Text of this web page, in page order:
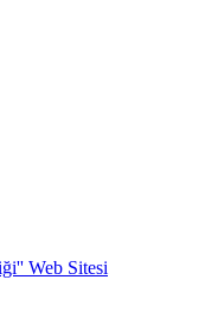
Web Sitesi